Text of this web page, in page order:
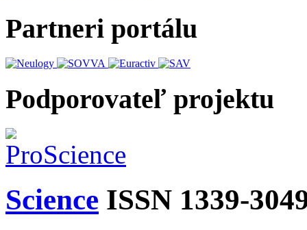
Partneri portálu
Podporovateľ projektu
Science ISSN 1339-